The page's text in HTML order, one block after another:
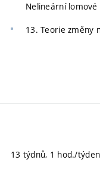
Nelineární
13. Teorie změny
13 týdnů, 1 hod./